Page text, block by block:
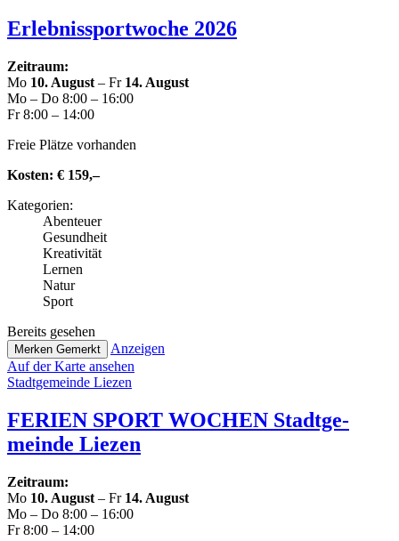
Erleb­nis­sport­wo­che 2026
Zeitraum:
Mo 10. August – Fr 14. August
Mo – Do 8:00 – 16:00
Fr 8:00 – 14:00
Freie Plätze vorhanden
Kosten: € 159,–
Kate­go­rien:
Abenteuer
Gesund­heit
Krea­ti­vi­tät
Lernen
Natur
Sport
Bereits gesehen
Merken Gemerkt
Anzeigen
Auf der Karte ansehen
Stadt­ge­mein­de Liezen
FERIEN SPORT WOCHEN Stadt­ge­
mein­de Liezen
Zeitraum:
Mo 10. August – Fr 14. August
Mo – Do 8:00 – 16:00
Fr 8:00 – 14:00